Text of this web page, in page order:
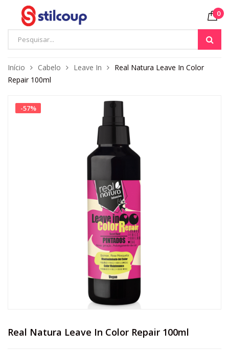
0
Início Cabelo Leave In
Real Natura Leave In Color
Repair 100ml
-57%
Real Natura Leave In Color Repair 100ml